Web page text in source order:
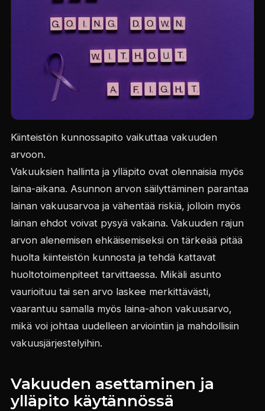
Kiinteistön kunnossapito vaikuttaa vakuuden
arvoon.
Vakuuksien hallinta ja ylläpito ovat olennaisia myös
laina-aikana. Asunnon arvon säilyttäminen parantaa
lainan vakuusarvoa ja vähentää riskiä, jolloin myös
lainan ehdot voivat pysyä vakaina. Vakuuden rajun
arvon alenemisen ehkäisemiseksi on tärkeää pitää
huolta kiinteistön kunnosta ja tehdä kattavat
huoltotoimenpiteet tarvittaessa. Mikäli asunto
vaurioituu tai sen arvo laskee merkittävästi,
vaarantuu samalla myös laina-ahon vakuusarvo,
mikä voi johtaa uudelleen arviointiin ja mahdollisiin
vakuusjärjestelyihin.
Vakuuden asettaminen ja
ylläpito käytännössä